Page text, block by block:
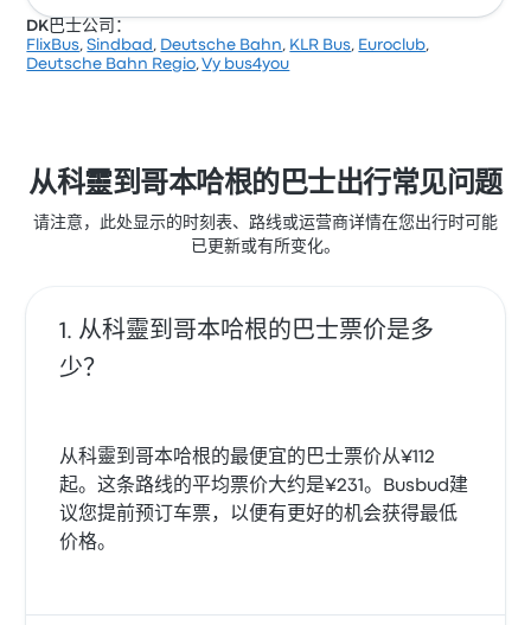
DK巴士公司：
FlixBus,Sindbad , Deutsche Bahn, KLR Bus, Euroclub,
Deutsche Bahn Regio,Vy bus4you
从科靈到哥本哈根的巴士出行常见问题
请注意，此处显示的时刻表、路线或运营商详情在您出行时可能
已更新或有所变化。
从科靈到哥本哈根的巴士票价是多
少？
从科靈到哥本哈根的最便宜的巴士票价从¥112
起。这条路线的平均票价大约是¥231。Busbud建
议您提前预订车票，以便有更好的机会获得最低
价格。